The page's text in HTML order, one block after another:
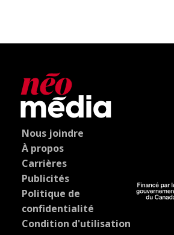
Nous joindre
À propos
Carrières
Publicités
Politique de
confidentialité
Condition d'utilisation